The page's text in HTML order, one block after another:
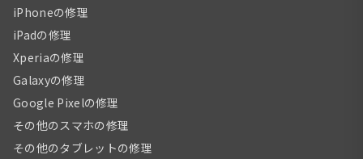
iPhoneの修理
iPadの修理
Xperiaの修理
Galaxyの修理
Google Pixelの修理
その他のスマホの修理
その他のタブレットの修理